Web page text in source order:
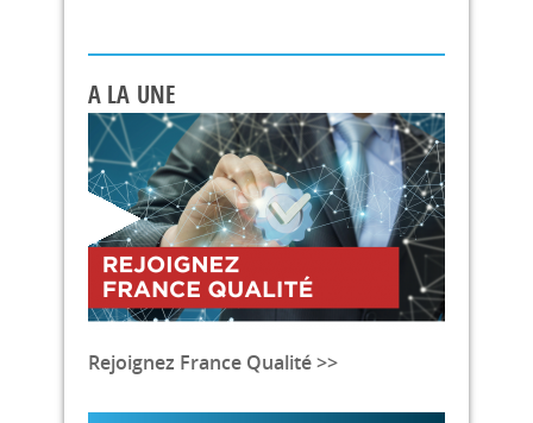
A LA UNE
Rejoignez France Qualité >>